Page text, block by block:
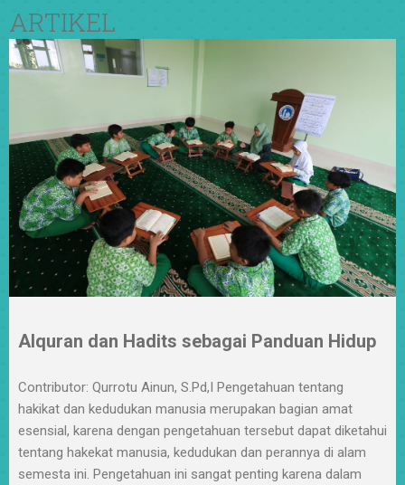
ARTIKEL
Alquran dan Hadits sebagai Panduan Hidup
Contributor: Qurrotu Ainun, S.Pd,I Pengetahuan tentang
hakikat dan kedudukan manusia merupakan bagian amat
esensial, karena dengan pengetahuan tersebut dapat diketahui
tentang hakekat manusia, kedudukan dan perannya di alam
semesta ini. Pengetahuan ini sangat penting karena dalam